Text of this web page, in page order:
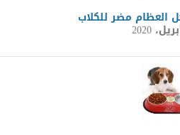
العظام مضر للكلاب